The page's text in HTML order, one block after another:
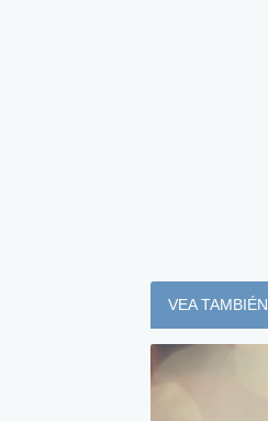
VEA TAMBIÉN